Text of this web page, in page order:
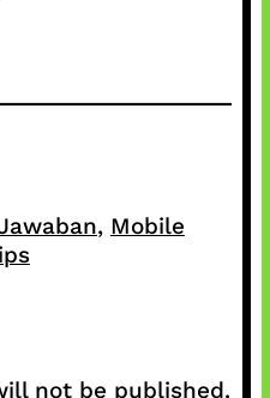
, Mobile
not be published.